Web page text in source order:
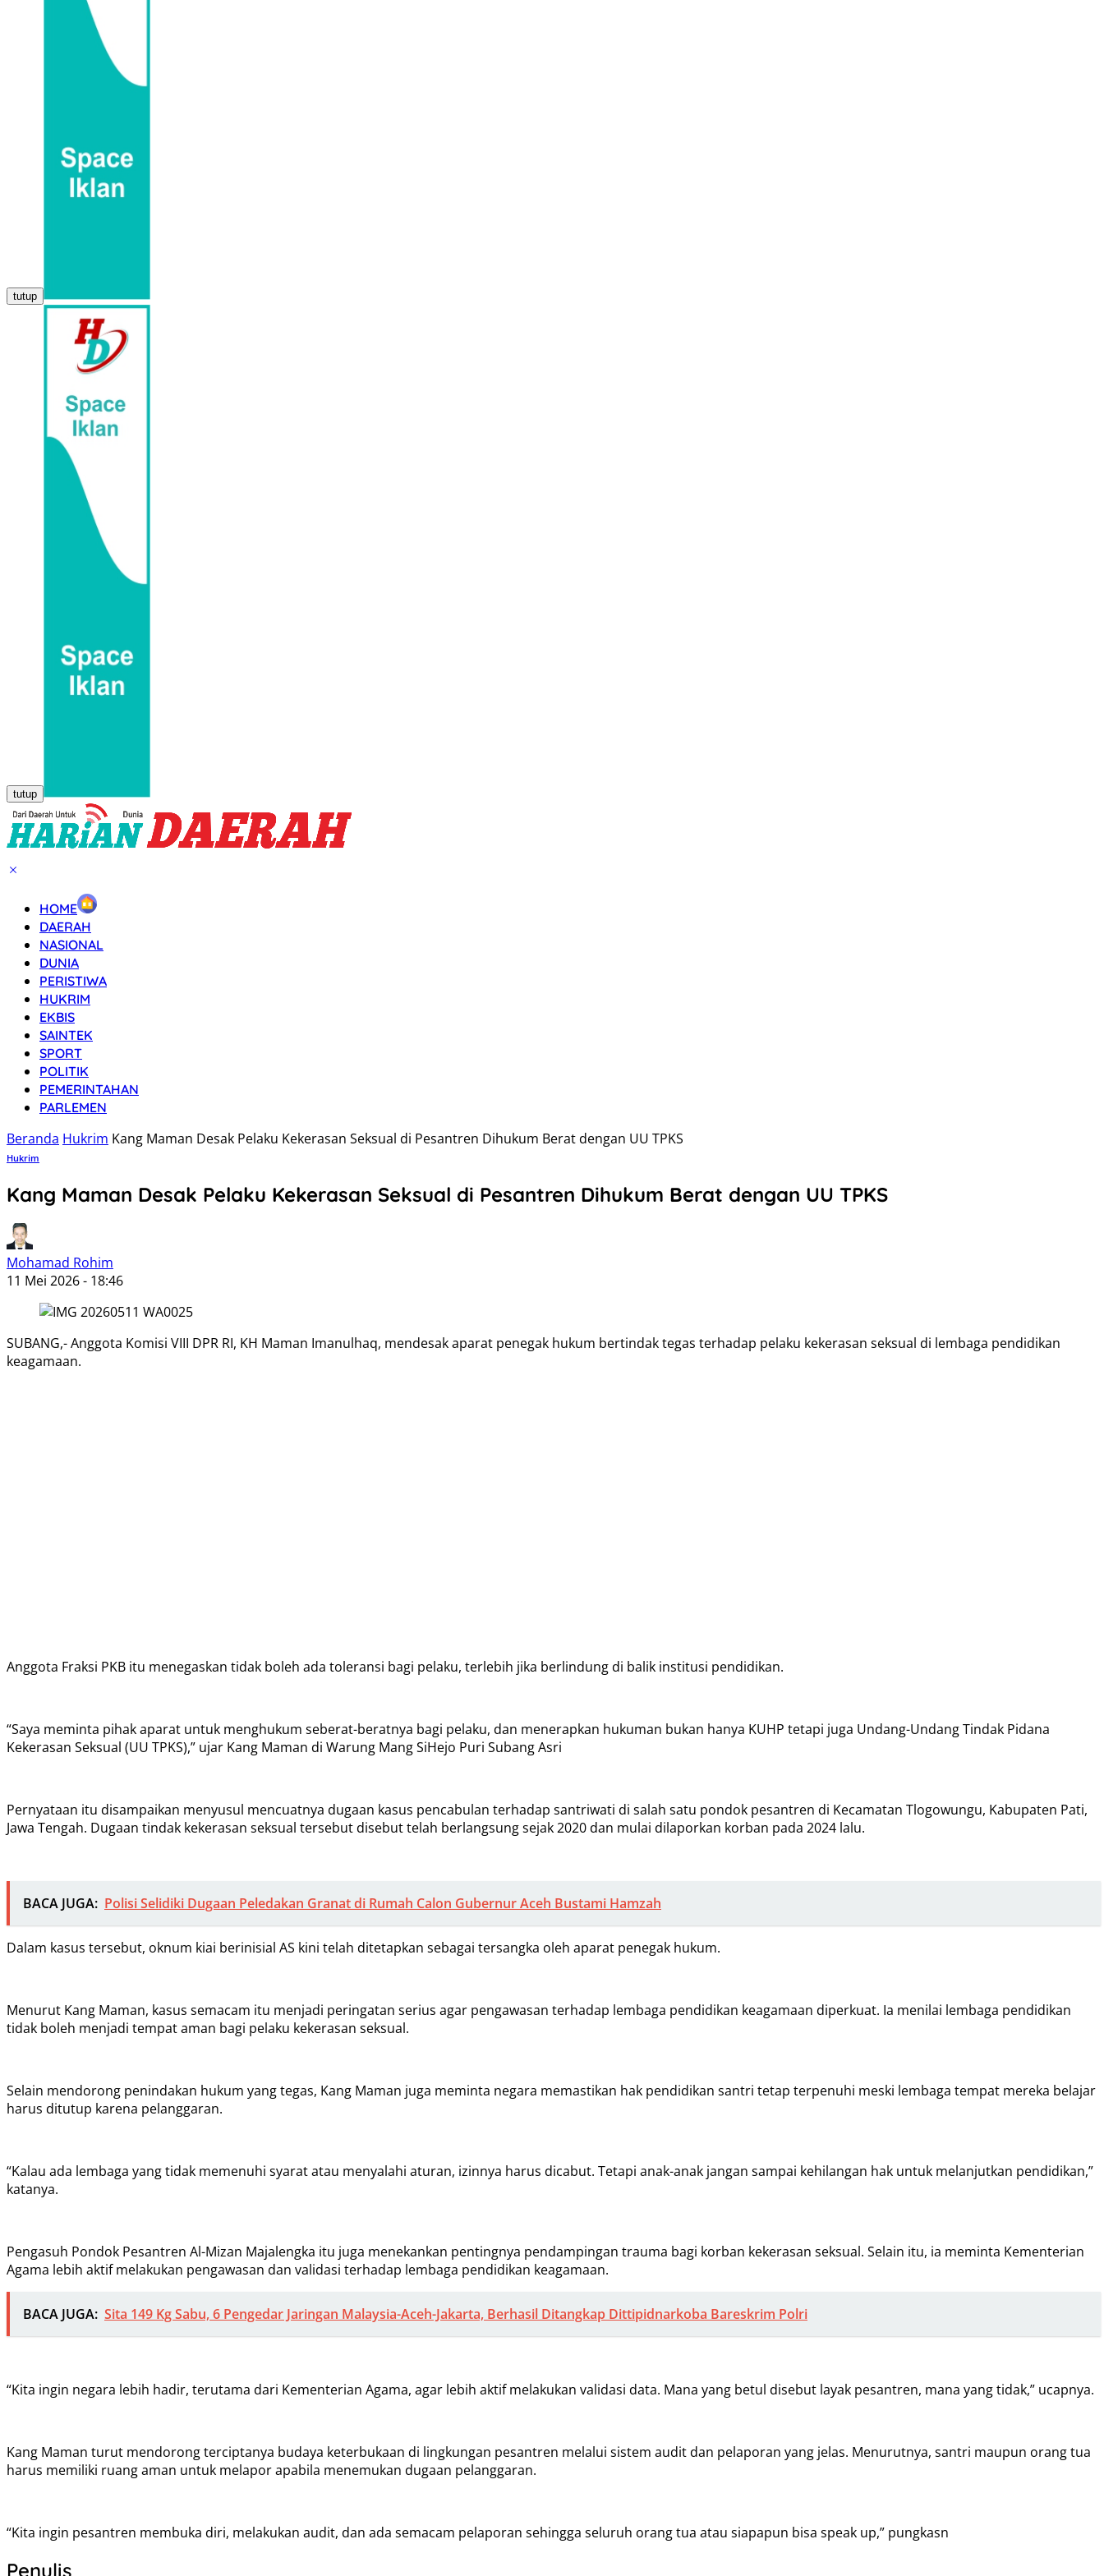
tutup
tutup
HOME
DAERAH
NASIONAL
DUNIA
PERISTIWA
HUKRIM
EKBIS
SAINTEK
SPORT
POLITIK
PEMERINTAHAN
PARLEMEN
Beranda Hukrim Kang Maman Desak Pelaku Kekerasan Seksual di Pesantren Dihukum Berat dengan UU TPKS
Hukrim
Kang Maman Desak Pelaku Kekerasan Seksual di Pesantren Dihukum Berat dengan UU TPKS
Mohamad Rohim
11 Mei 2026 - 18:46
SUBANG,- Anggota Komisi VIII DPR RI, KH Maman Imanulhaq, mendesak aparat penegak hukum bertindak tegas terhadap pelaku kekerasan seksual di lembaga pendidikan
keagamaan.
Anggota Fraksi PKB itu menegaskan tidak boleh ada toleransi bagi pelaku, terlebih jika berlindung di balik institusi pendidikan.
“Saya meminta pihak aparat untuk menghukum seberat-beratnya bagi pelaku, dan menerapkan hukuman bukan hanya KUHP tetapi juga Undang-Undang Tindak Pidana
Kekerasan Seksual (UU TPKS),” ujar Kang Maman di Warung Mang SiHejo Puri Subang Asri
Pernyataan itu disampaikan menyusul mencuatnya dugaan kasus pencabulan terhadap santriwati di salah satu pondok pesantren di Kecamatan Tlogowungu, Kabupaten Pati,
Jawa Tengah. Dugaan tindak kekerasan seksual tersebut disebut telah berlangsung sejak 2020 dan mulai dilaporkan korban pada 2024 lalu.
BACA JUGA: Polisi Selidiki Dugaan Peledakan Granat di Rumah Calon Gubernur Aceh Bustami Hamzah
Dalam kasus tersebut, oknum kiai berinisial AS kini telah ditetapkan sebagai tersangka oleh aparat penegak hukum.
Menurut Kang Maman, kasus semacam itu menjadi peringatan serius agar pengawasan terhadap lembaga pendidikan keagamaan diperkuat. Ia menilai lembaga pendidikan
tidak boleh menjadi tempat aman bagi pelaku kekerasan seksual.
Selain mendorong penindakan hukum yang tegas, Kang Maman juga meminta negara memastikan hak pendidikan santri tetap terpenuhi meski lembaga tempat mereka belajar
harus ditutup karena pelanggaran.
“Kalau ada lembaga yang tidak memenuhi syarat atau menyalahi aturan, izinnya harus dicabut. Tetapi anak-anak jangan sampai kehilangan hak untuk melanjutkan pendidikan,”
katanya.
Pengasuh Pondok Pesantren Al-Mizan Majalengka itu juga menekankan pentingnya pendampingan trauma bagi korban kekerasan seksual. Selain itu, ia meminta Kementerian
Agama lebih aktif melakukan pengawasan dan validasi terhadap lembaga pendidikan keagamaan.
BACA JUGA: Sita 149 Kg Sabu, 6 Pengedar Jaringan Malaysia-Aceh-Jakarta, Berhasil Ditangkap Dittipidnarkoba Bareskrim Polri
“Kita ingin negara lebih hadir, terutama dari Kementerian Agama, agar lebih aktif melakukan validasi data. Mana yang betul disebut layak pesantren, mana yang tidak,” ucapnya.
Kang Maman turut mendorong terciptanya budaya keterbukaan di lingkungan pesantren melalui sistem audit dan pelaporan yang jelas. Menurutnya, santri maupun orang tua
harus memiliki ruang aman untuk melapor apabila menemukan dugaan pelanggaran.
“Kita ingin pesantren membuka diri, melakukan audit, dan ada semacam pelaporan sehingga seluruh orang tua atau siapapun bisa speak up,” pungkasn
Penulis